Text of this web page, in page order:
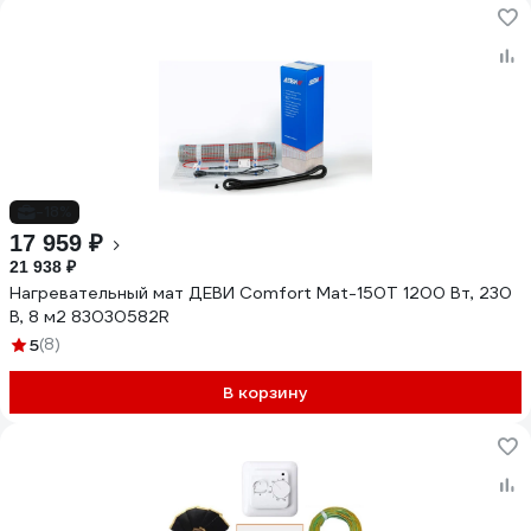
17 959 ₽
21 938 ₽
Нагревательный мат ДЕВИ Comfort Mat-150T 1200 Вт, 230
В, 8 м2 83030582R
5(8)
В корзину